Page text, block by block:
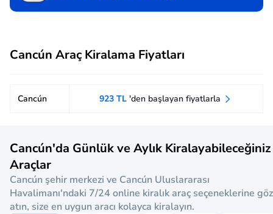
Cancún Araç Kiralama Fiyatları
Cancún 923 TL 'den başlayan fiyatlarla
Cancún'da Günlük ve Aylık Kiralayabileceğiniz
Araçlar
Cancún şehir merkezi ve Cancún Uluslararası
Havalimanı'ndaki 7/24 online kiralık araç seçeneklerine göz
atın, size en uygun aracı kolayca kiralayın.